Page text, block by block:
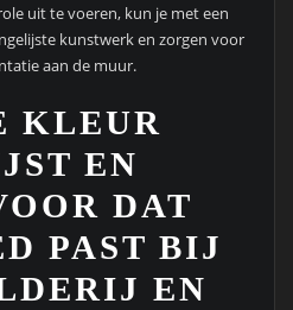
uit te voeren, kun je met een
kunstwerk en zorgen voor
aan de muur.
KLEUR
EN
DAT
PAST BIJ
EN